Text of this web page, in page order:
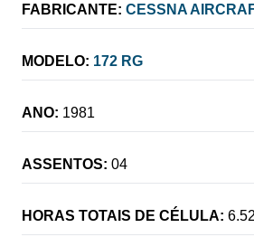
FABRICANTE: CESSNA
MODELO: 172 RG
ANO: 1981
ASSENTOS: 04
HORAS TOTAIS DE CÉLULA: